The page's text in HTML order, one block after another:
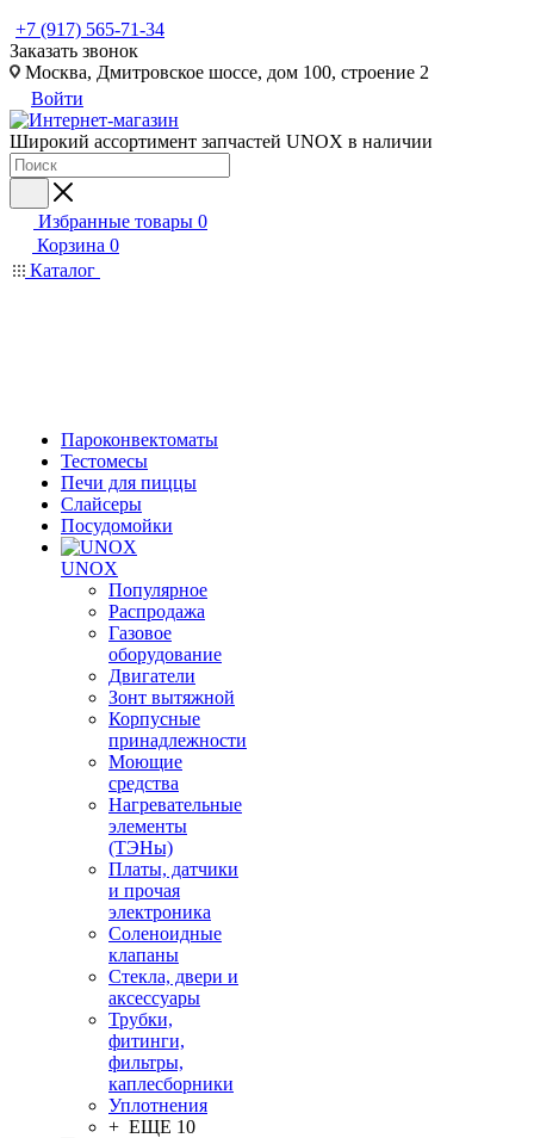
+7 (917) 565-71-34
Заказать звонок
Москва, Дмитровское шоссе, дом 100, строение 2
Войти
Широкий ассортимент запчастей UNOX в наличии
Избранные товары 0
Корзина 0
Каталог
Пароконвектоматы
Тестомесы
Печи для пиццы
Слайсеры
Посудомойки
UNOX
Популярное
Распродажа
Газовое
оборудование
Двигатели
Зонт вытяжной
Корпусные
принадлежности
Моющие
средства
Нагревательные
элементы
(ТЭНы)
Платы, датчики
и прочая
электроника
Соленоидные
клапаны
Стекла, двери и
аксессуары
Трубки,
фитинги,
фильтры,
каплесборники
Уплотнения
+ ЕЩЕ 10